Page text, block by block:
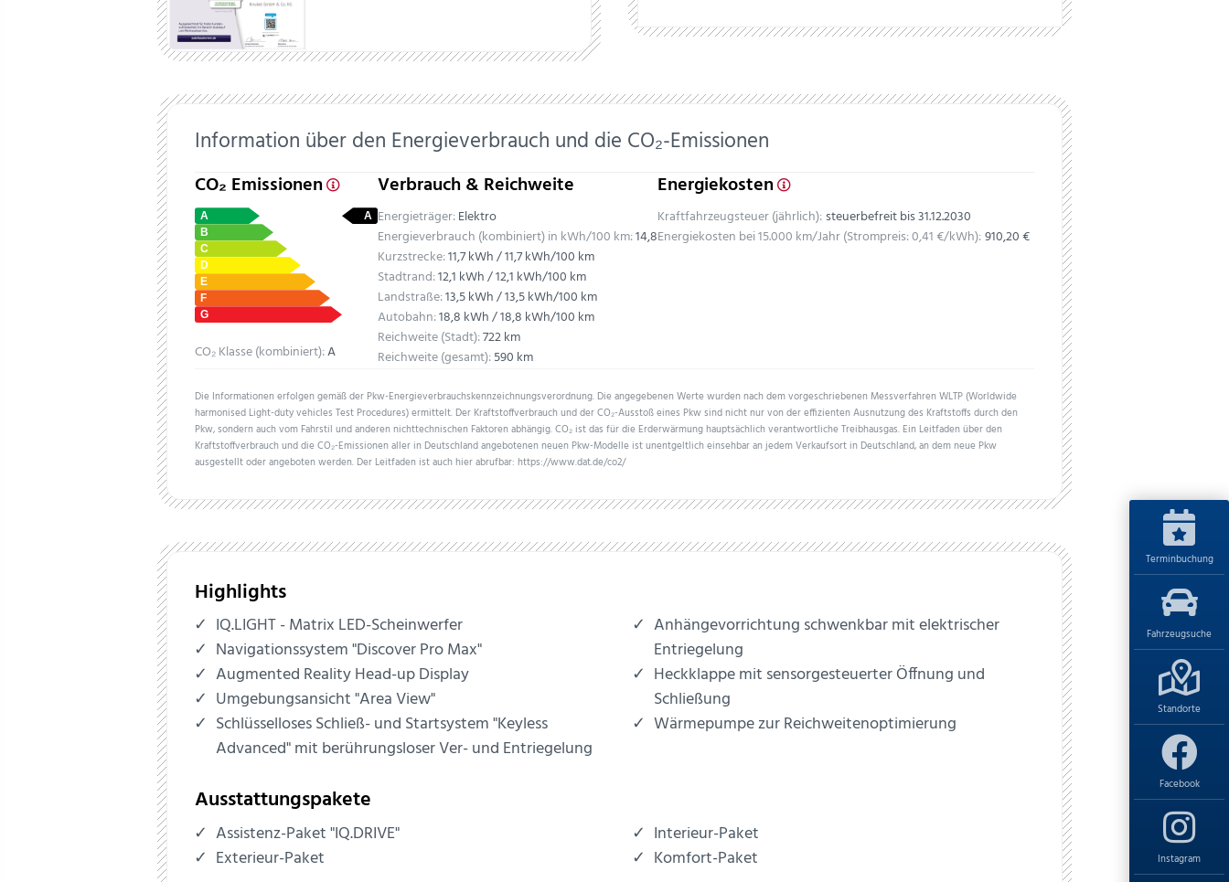
Terminbuchung
Fahrzeugsuche
Standorte
Facebook
Instagram
Information über den Energieverbrauch und die CO₂-Emissionen
CO₂ Emissionen
CO₂ Klasse (kombiniert):A
Verbrauch & Reichweite
Energieträger:Elektro
Energieverbrauch (kombiniert) in kWh/100 km:14,8
Kurzstrecke:11,7 kWh / 11,7 kWh/100 km
Stadtrand:12,1 kWh / 12,1 kWh/100 km
Landstraße:13,5 kWh / 13,5 kWh/100 km
Autobahn:18,8 kWh / 18,8 kWh/100 km
Reichweite (Stadt):722 km
Reichweite (gesamt):590 km
Energiekosten
Kraftfahrzeugsteuer (jährlich):steuerbefreit bis 31.12.2030
Energiekosten bei 15.000 km/Jahr (Strompreis:0,41€/kWh):910,20 €
Die Informationen erfolgen gemäß der Pkw-Energieverbrauchskennzeichnungsverordnung. Die angegebenen Werte wurden nach dem vorgeschriebenen Messverfahren WLTP (Worldwide
harmonised Light-duty vehicles Test Procedures) ermittelt. Der Kraftstoffverbrauch und der CO₂-Ausstoß eines Pkw sind nicht nur von der effizienten Ausnutzung des Kraftstoffs durch den
Pkw, sondern auch vom Fahrstil und anderen nichttechnischen Faktoren abhängig. CO₂ ist das für die Erderwärmung hauptsächlich verantwortliche Treibhausgas. Ein Leitfaden über den
Kraftstoffverbrauch und die CO₂-Emissionen aller in Deutschland angebotenen neuen Pkw-Modelle ist unentgeltlich einsehbar an jedem Verkaufsort in Deutschland, an dem neue Pkw
ausgestellt oder angeboten werden. Der Leitfaden ist auch hier abrufbar: https://www.dat.de/co2/
Highlights
IQ.LIGHT - Matrix LED-Scheinwerfer
Navigationssystem "Discover Pro Max"
Augmented Reality Head-up Display
Umgebungsansicht "Area View"
Schlüsselloses Schließ- und Startsystem "Keyless
Advanced" mit berührungsloser Ver- und Entriegelung
Anhängevorrichtung schwenkbar mit elektrischer
Entriegelung
Heckklappe mit sensorgesteuerter Öffnung und
Schließung
Wärmepumpe zur Reichweitenoptimierung
Ausstattungspakete
Assistenz-Paket "IQ.DRIVE"
Exterieur-Paket
Interieur-Paket
Komfort-Paket